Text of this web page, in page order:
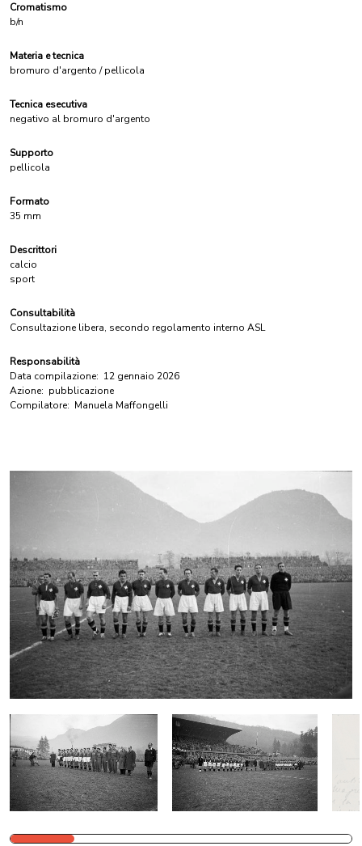
Cromatismo
b/n
Materia e tecnica
bromuro d'argento / pellicola
Tecnica esecutiva
negativo al bromuro d'argento
Supporto
pellicola
Formato
35 mm
Descrittori
calcio
sport
Consultabilità
Consultazione libera, secondo regolamento interno ASL
Responsabilità
Data compilazione: 12 gennaio 2026
Azione: pubblicazione
Compilatore: Manuela Maffongelli